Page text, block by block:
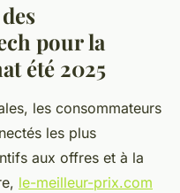
pour la
été 2025
les consommateurs
les plus
aux offres et à la
le-meilleur-prix.com